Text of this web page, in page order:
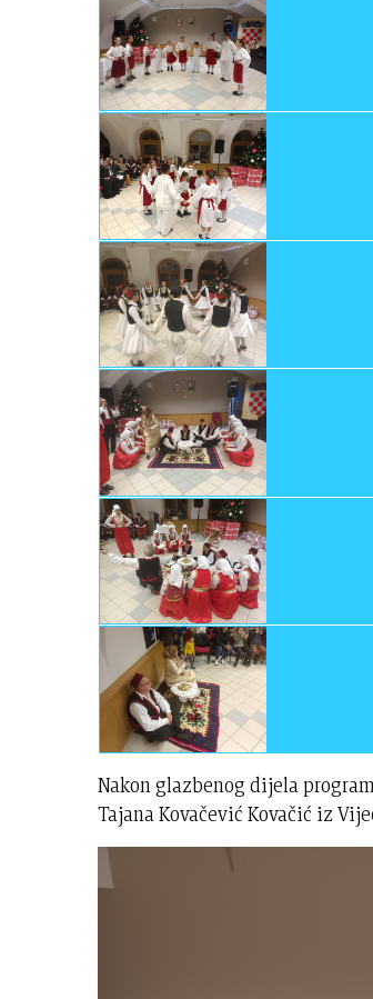
Nakon glazbenog dijela
Tajana Kovačević Kovačić iz